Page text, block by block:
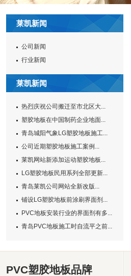
莱凯新闻
公司新闻
行业新闻
莱凯新闻
热烈庆祝公司搬迁至市北区大...
塑胶地板在中国制药企业地面...
青岛城阳气象LG塑胶地板施工...
公司近期塑胶地板施工案例...
莱凯网站新添加运动塑胶地板...
LG塑胶地板民用系列全部更新...
青岛莱凯公司网站全新改版...
铺设LG塑胶地板前涂刷界面剂...
PVC地板安装行业的界面剂有多...
青岛PVC地板施工时自流平之前...
PVC塑胶地板品牌